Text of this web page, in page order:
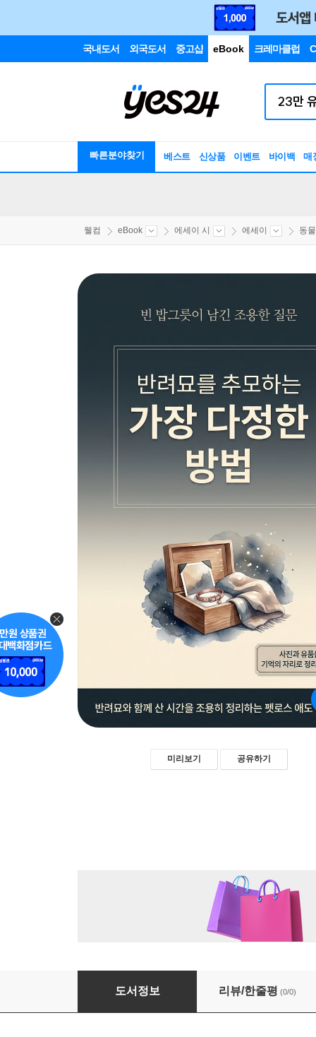
국내도서 외국도서 중고샵 eBook 크레마클럽
빠른분야찾기 베스트 신상품 이벤트 바이백 매
웰컴 eBook 에세이 시 에세이 동
미리보기 공유하기
반려묘를 추모하는 가장 다정한 방법
도서정보 리뷰/한줄평 (0/0)